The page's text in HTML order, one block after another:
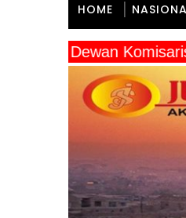
HOME
" Dewan